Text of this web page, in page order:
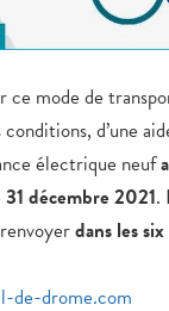
ce mode de
conditions, d’une
électrique neuf
décembre 2021.
dans les
de-drome.com